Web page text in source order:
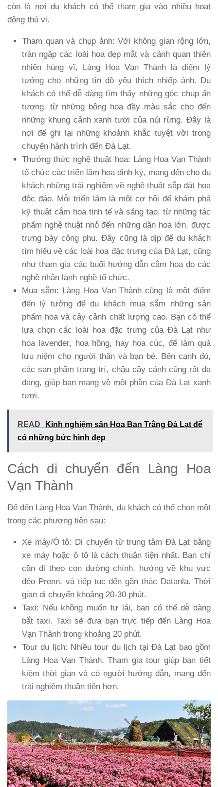
còn là nơi du khách có thể tham gia vào nhiều hoạt
động thú vị.
Tham quan và chụp ảnh: Với không gian rộng lớn,
tràn ngập các loài hoa đẹp mắt và cảnh quan thiên
nhiên hùng vĩ, Làng Hoa Vạn Thành là điểm lý
tưởng cho những tín đồ yêu thích nhiếp ảnh. Du
khách có thể dễ dàng tìm thấy những góc chụp ấn
tượng, từ những bông hoa đầy màu sắc cho đến
những khung cảnh xanh tươi của núi rừng. Đây là
nơi để ghi lại những khoảnh khắc tuyệt vời trong
chuyến hành trình đến Đà Lạt.
Thưởng thức nghệ thuật hoa: Làng Hoa Vạn Thành
tổ chức các triển lãm hoa định kỳ, mang đến cho du
khách những trải nghiệm về nghệ thuật sắp đặt hoa
độc đáo. Mỗi triển lãm là một cơ hội để khám phá
kỹ thuật cắm hoa tinh tế và sáng tạo, từ những tác
phẩm nghệ thuật nhỏ đến những dàn hoa lớn, được
trưng bày công phu. Đây cũng là dịp để du khách
tìm hiểu về các loài hoa đặc trưng của Đà Lạt, cũng
như tham gia các buổi hướng dẫn cắm hoa do các
nghệ nhân lành nghề tổ chức.
Mua sắm: Làng Hoa Vạn Thành cũng là một điểm
đến lý tưởng để du khách mua sắm những sản
phẩm hoa và cây cảnh chất lượng cao. Bạn có thể
lựa chọn các loài hoa đặc trưng của Đà Lạt như
hoa lavender, hoa hồng, hay hoa cúc, để làm quà
lưu niệm cho người thân và bạn bè. Bên cạnh đó,
các sản phẩm trang trí, chậu cây cảnh cũng rất đa
dạng, giúp bạn mang về một phần của Đà Lạt xanh
tươi.
READ
Kinh nghiệm săn Hoa Ban Trắng Đà Lạt để
có những bức hình đẹp
Cách di chuyển đến Làng Hoa
Vạn Thành
Để đến Làng Hoa Vạn Thành, du khách có thể chọn một
trong các phương tiện sau:
Xe máy/Ô tô: Di chuyển từ trung tâm Đà Lạt bằng
xe máy hoặc ô tô là cách thuận tiện nhất. Bạn chỉ
cần đi theo con đường chính, hướng về khu vực
đèo Prenn, và tiếp tục đến gần thác Datanla. Thời
gian di chuyển khoảng 20-30 phút.
Taxi: Nếu không muốn tự lái, bạn có thể dễ dàng
bắt taxi. Taxi sẽ đưa bạn trực tiếp đến Làng Hoa
Vạn Thành trong khoảng 20 phút.
Tour du lịch: Nhiều tour du lịch tại Đà Lạt bao gồm
Làng Hoa Vạn Thành. Tham gia tour giúp bạn tiết
kiệm thời gian và có người hướng dẫn, mang đến
trải nghiệm thuận tiện hơn.